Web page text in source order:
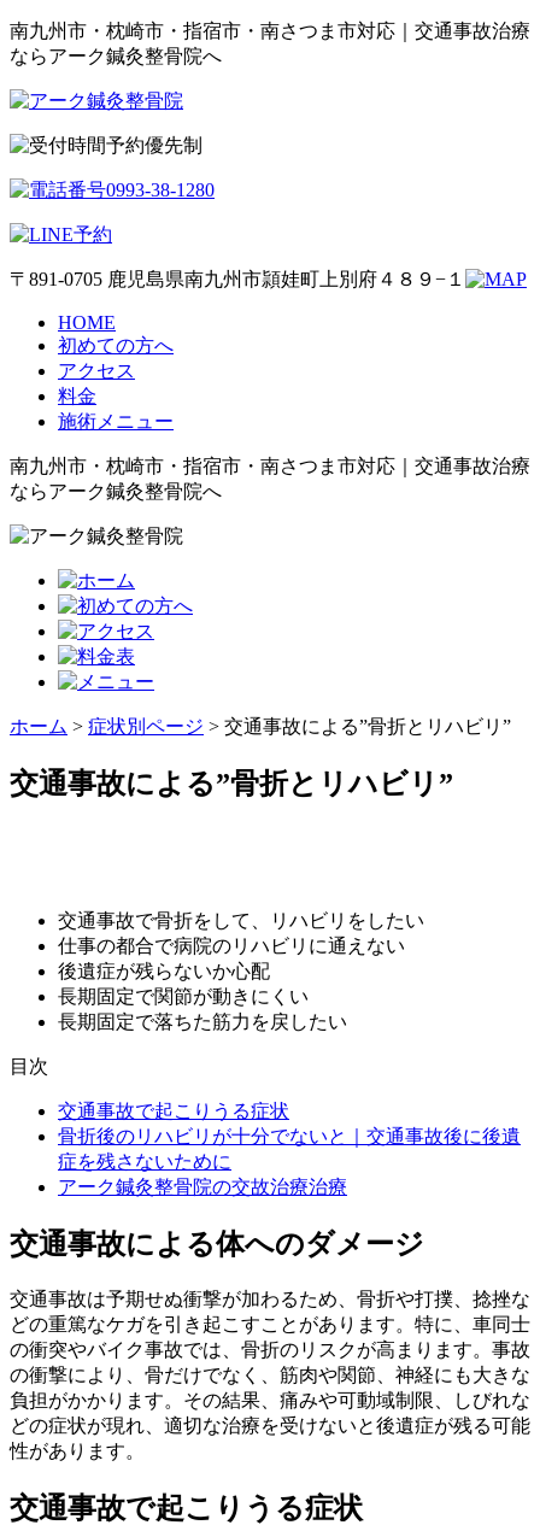
南九州市・枕崎市・指宿市・南さつま市対応｜交通事故治療
ならアーク鍼灸整骨院へ
予約優先制
〒891-0705 鹿児島県南九州市頴娃町上別府４８９−１
HOME
初めての方へ
アクセス
料金
施術メニュー
南九州市・枕崎市・指宿市・南さつま市対応｜交通事故治療
ならアーク鍼灸整骨院へ
ホーム > 症状別ページ > 交通事故による”骨折とリハビリ”
交通事故による”骨折とリハビリ”
交通事故で骨折をして、リハビリをしたい
仕事の都合で病院のリハビリに通えない
後遺症が残らないか心配
長期固定で関節が動きにくい
長期固定で落ちた筋力を戻したい
目次
交通事故で起こりうる症状
骨折後のリハビリが十分でないと｜交通事故後に後遺
症を残さないために
アーク鍼灸整骨院の交故治療治療
交通事故による体へのダメージ
交通事故は予期せぬ衝撃が加わるため、骨折や打撲、捻挫な
どの重篤なケガを引き起こすことがあります。特に、車同士
の衝突やバイク事故では、骨折のリスクが高まります。事故
の衝撃により、骨だけでなく、筋肉や関節、神経にも大きな
負担がかかります。その結果、痛みや可動域制限、しびれな
どの症状が現れ、適切な治療を受けないと後遺症が残る可能
性があります。
交通事故で起こりうる症状